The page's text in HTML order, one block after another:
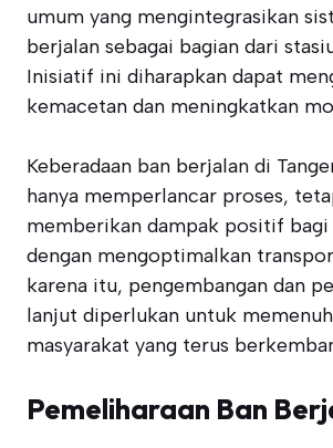
umum yang mengintegrasikan
berjalan sebagai bagian dari
Inisiatif ini diharapkan dapat
kemacetan dan meningkatkan
Keberadaan ban berjalan di
hanya memperlancar proses,
memberikan dampak positif bagi
dengan mengoptimalkan
karena itu, pengembangan dan
lanjut diperlukan untuk
masyarakat yang terus
Pemeliharaan Ban